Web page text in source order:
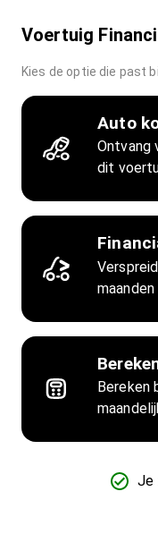
Voertuig
Kies de optie die past
Auto
Ontvang
dit
maanden
Bereken
Je